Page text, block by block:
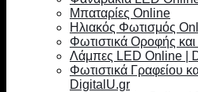
Μπαταρίες Online
Ηλιακός Φωτισμός
Φωτιστικά Οροφής
Λάμπες LED Online |
Φωτιστικά Γραφείου
DigitalU.gr